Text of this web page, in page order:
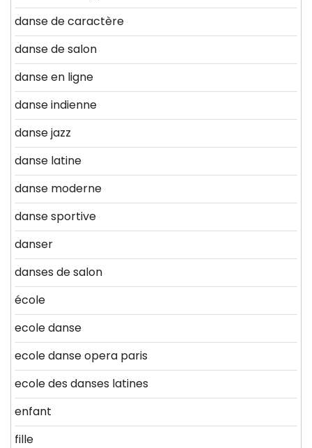
danse de caractère
danse de salon
danse en ligne
danse indienne
danse jazz
danse latine
danse moderne
danse sportive
danser
danses de salon
école
ecole danse
ecole danse opera paris
ecole des danses latines
enfant
fille